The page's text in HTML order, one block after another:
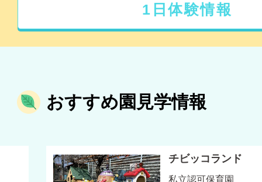
1日体験情報
おすすめ園見学情報
チビッコランド
私立認可保育園